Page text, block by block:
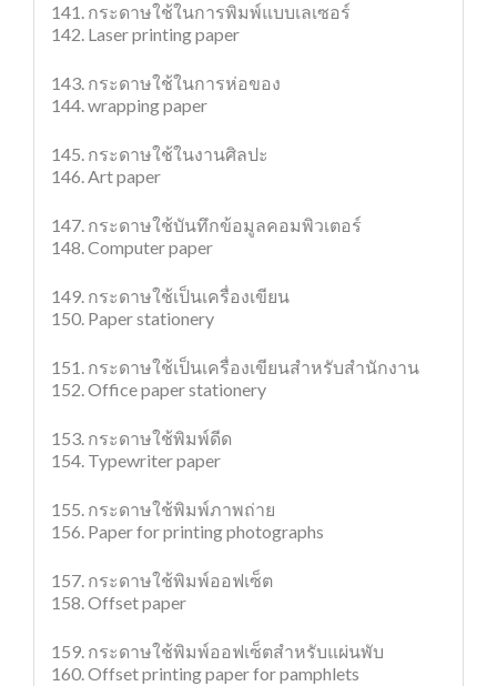
141. กระดาษใช้ในการพิมพ์แบบเลเซอร์
142. Laser printing paper
143. กระดาษใช้ในการห่อของ
144. wrapping paper
145. กระดาษใช้ในงานศิลปะ
146. Art paper
147. กระดาษใช้บันทึกข้อมูลคอมพิวเตอร์
148. Computer paper
149. กระดาษใช้เป็นเครื่องเขียน
150. Paper stationery
151. กระดาษใช้เป็นเครื่องเขียนสำหรับสำนักงาน
152. Office paper stationery
153. กระดาษใช้พิมพ์ดีด
154. Typewriter paper
155. กระดาษใช้พิมพ์ภาพถ่าย
156. Paper for printing photographs
157. กระดาษใช้พิมพ์ออฟเซ็ต
158. Offset paper
159. กระดาษใช้พิมพ์ออฟเซ็ตสำหรับแผ่นพับ
160. Offset printing paper for pamphlets